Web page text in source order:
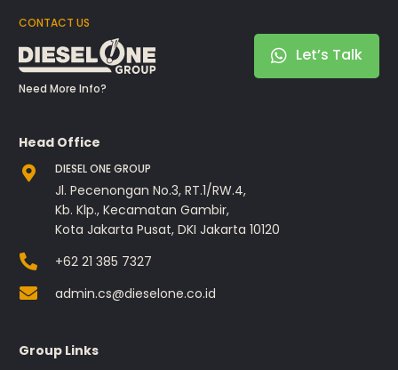
CONTACT US
Need More Info?
Let’s Talk
Head Office
DIESEL ONE GROUP
Jl. Pecenongan No.3, RT.1/RW.4,
Kb. Klp., Kecamatan Gambir,
Kota Jakarta Pusat, DKI Jakarta 10120
+62 21 385 7327
admin.cs@dieselone.co.id
Group Links